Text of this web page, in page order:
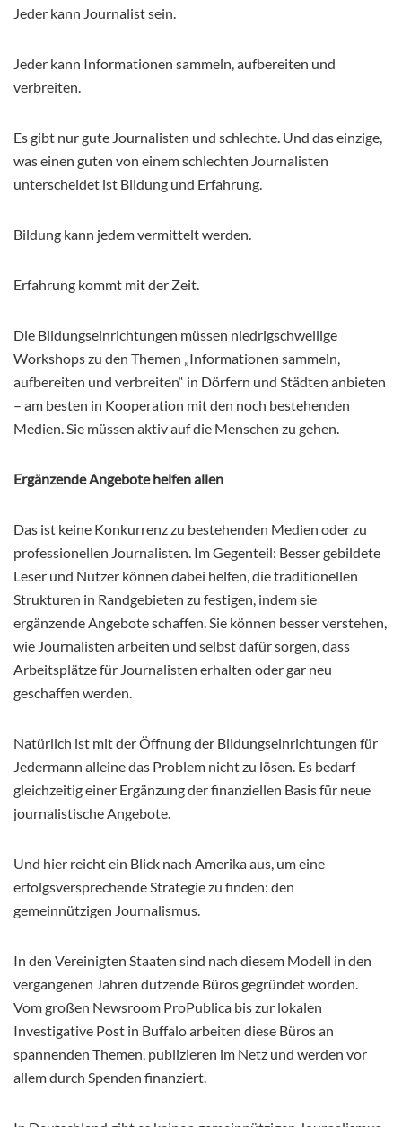
Jeder kann Journalist sein.
Jeder kann Informationen sammeln, aufbereiten und
verbreiten.
Es gibt nur gute Journalisten und schlechte. Und das einzige,
was einen guten von einem schlechten Journalisten
unterscheidet ist Bildung und Erfahrung.
Bildung kann jedem vermittelt werden.
Erfahrung kommt mit der Zeit.
Die Bildungseinrichtungen müssen niedrigschwellige
Workshops zu den Themen „Informationen sammeln,
aufbereiten und verbreiten“ in Dörfern und Städten anbieten
– am besten in Kooperation mit den noch bestehenden
Medien. Sie müssen aktiv auf die Menschen zu gehen.
Ergänzende Angebote helfen allen
Das ist keine Konkurrenz zu bestehenden Medien oder zu
professionellen Journalisten. Im Gegenteil: Besser gebildete
Leser und Nutzer können dabei helfen, die traditionellen
Strukturen in Randgebieten zu festigen, indem sie
ergänzende Angebote schaffen. Sie können besser verstehen,
wie Journalisten arbeiten und selbst dafür sorgen, dass
Arbeitsplätze für Journalisten erhalten oder gar neu
geschaffen werden.
Natürlich ist mit der Öffnung der Bildungseinrichtungen für
Jedermann alleine das Problem nicht zu lösen. Es bedarf
gleichzeitig einer Ergänzung der finanziellen Basis für neue
journalistische Angebote.
Und hier reicht ein Blick nach Amerika aus, um eine
erfolgsversprechende Strategie zu finden: den
gemeinnützigen Journalismus.
In den Vereinigten Staaten sind nach diesem Modell in den
vergangenen Jahren dutzende Büros gegründet worden.
Vom großen Newsroom ProPublica bis zur lokalen
Investigative Post in Buffalo arbeiten diese Büros an
spannenden Themen, publizieren im Netz und werden vor
allem durch Spenden finanziert.